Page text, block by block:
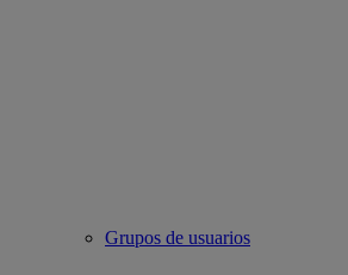
Grupos de usuarios